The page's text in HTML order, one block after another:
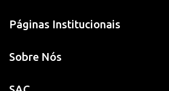
Páginas Institucionais
Sobre Nós